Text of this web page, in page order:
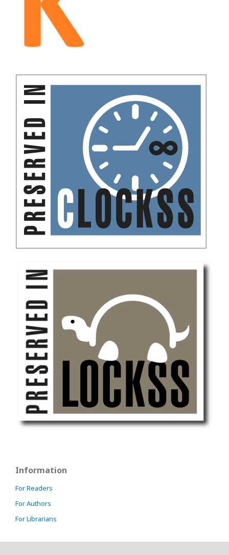
Information
For Readers
For Authors
For Librarians